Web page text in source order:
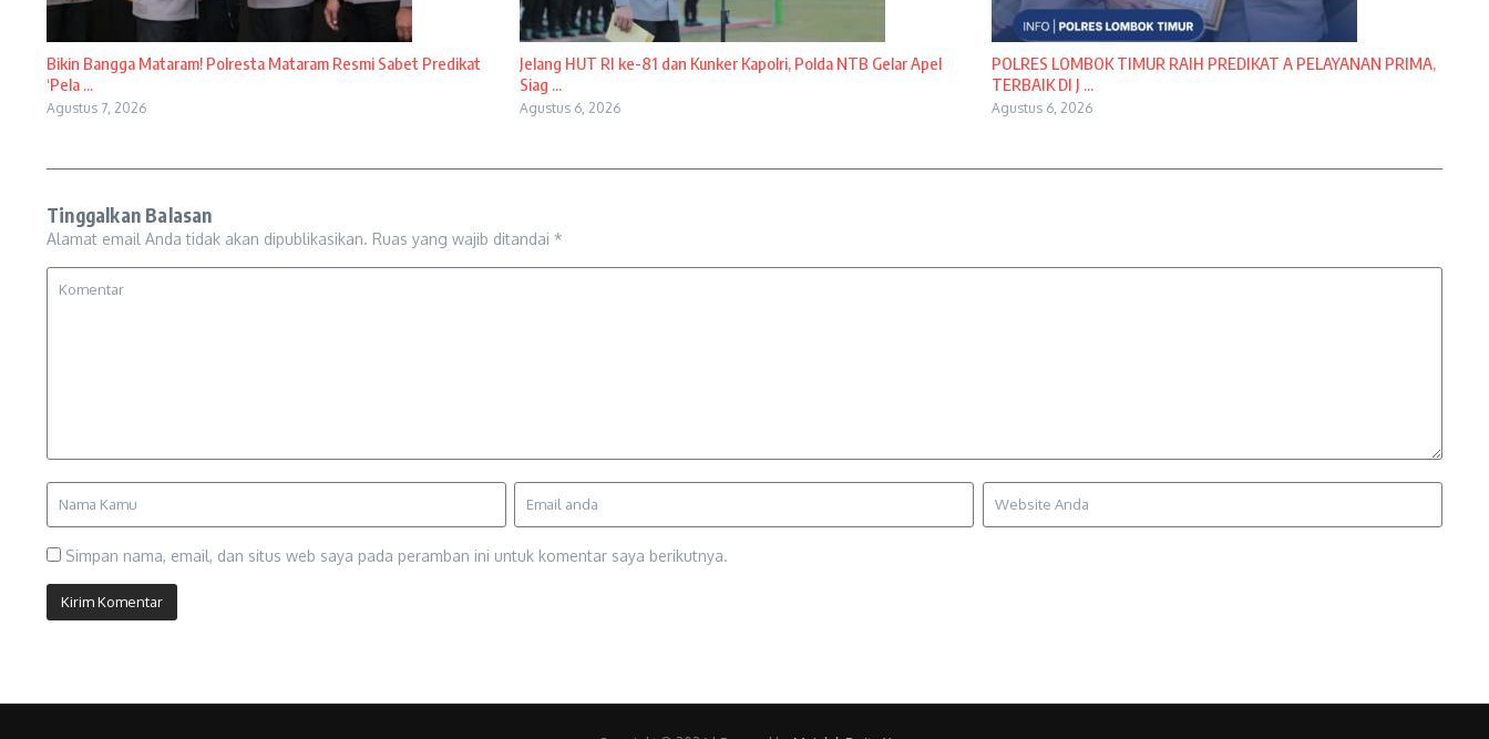
Bikin Bangga Mataram! Polresta Mataram Resmi Sabet Predikat
‘Pela ...
Agustus 7, 2026
Jelang HUT RI ke-81 dan Kunker Kapolri, Polda NTB Gelar Apel
Siag ...
Agustus 6, 2026
POLRES LOMBOK TIMUR RAIH PREDIKAT A PELAYANAN PRIMA,
TERBAIK DI J ...
Agustus 6, 2026
Tinggalkan Balasan
Alamat email Anda tidak akan dipublikasikan. Ruas yang wajib ditandai *
Simpan nama, email, dan situs web saya pada peramban ini untuk komentar saya berikutnya.